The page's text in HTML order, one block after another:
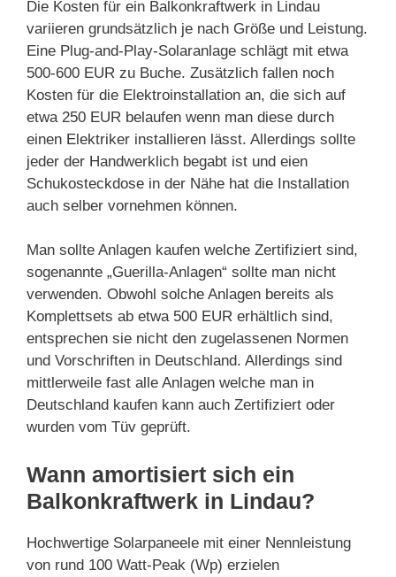
Die Kosten für ein Balkonkraftwerk in Lindau
variieren grundsätzlich je nach Größe und Leistung.
Eine Plug-and-Play-Solaranlage schlägt mit etwa
500-600 EUR zu Buche. Zusätzlich fallen noch
Kosten für die Elektroinstallation an, die sich auf
etwa 250 EUR belaufen wenn man diese durch
einen Elektriker installieren lässt. Allerdings sollte
jeder der Handwerklich begabt ist und eien
Schukosteckdose in der Nähe hat die Installation
auch selber vornehmen können.
Man sollte Anlagen kaufen welche Zertifiziert sind,
sogenannte „Guerilla-Anlagen“ sollte man nicht
verwenden. Obwohl solche Anlagen bereits als
Komplettsets ab etwa 500 EUR erhältlich sind,
entsprechen sie nicht den zugelassenen Normen
und Vorschriften in Deutschland. Allerdings sind
mittlerweile fast alle Anlagen welche man in
Deutschland kaufen kann auch Zertifiziert oder
wurden vom Tüv geprüft.
Wann amortisiert sich ein
Balkonkraftwerk in Lindau?
Hochwertige Solarpaneele mit einer Nennleistung
von rund 100 Watt-Peak (Wp) erzielen